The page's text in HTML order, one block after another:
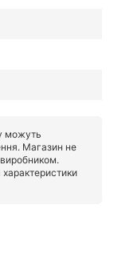
можуть
Магазин не
виробником.